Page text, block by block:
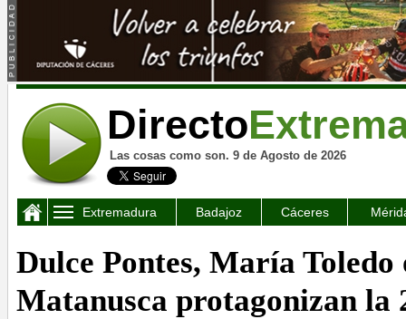
Directo
Las cosas como son. 9 de Agosto de 2026
Extremadura Badajoz Cáceres
Dulce Pontes, María Toledo
Matanusca protagonizan la